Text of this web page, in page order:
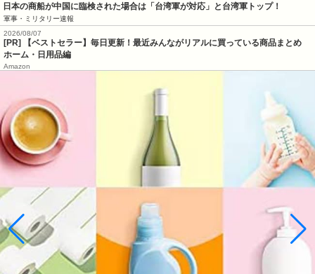
日本の商船が中国に臨検された場合は「台湾軍が対応」と台湾軍トップ！
軍事・ミリタリー速報
2026/08/07
[PR] 【ベストセラー】毎日更新！最近みんながリアルに買っている商品まとめ
ホーム・日用品編
Amazon